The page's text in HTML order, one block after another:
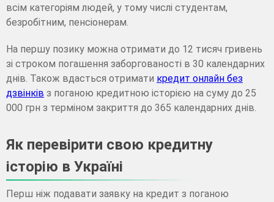
всім категоріям людей, у тому числі студентам,
безробітним, пенсіонерам.
На першу позику можна отримати до 12 тисяч гривень
зі строком погашення заборгованості в 30 календарних
днів. Також вдасться отримати кредит онлайн без
дзвінків з поганою кредитною історією на суму до 25
000 грн з терміном закриття до 365 календарних днів.
Як перевірити свою кредитну
історію в Україні
Перш ніж подавати заявку на кредит з поганою